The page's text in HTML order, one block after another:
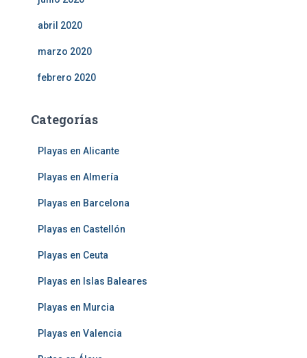
abril 2020
marzo 2020
febrero 2020
Categorías
Playas en Alicante
Playas en Almería
Playas en Barcelona
Playas en Castellón
Playas en Ceuta
Playas en Islas Baleares
Playas en Murcia
Playas en Valencia